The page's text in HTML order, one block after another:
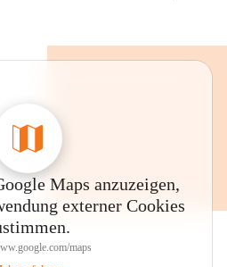
Maps anzuzeigen,
externer Cookies
maps